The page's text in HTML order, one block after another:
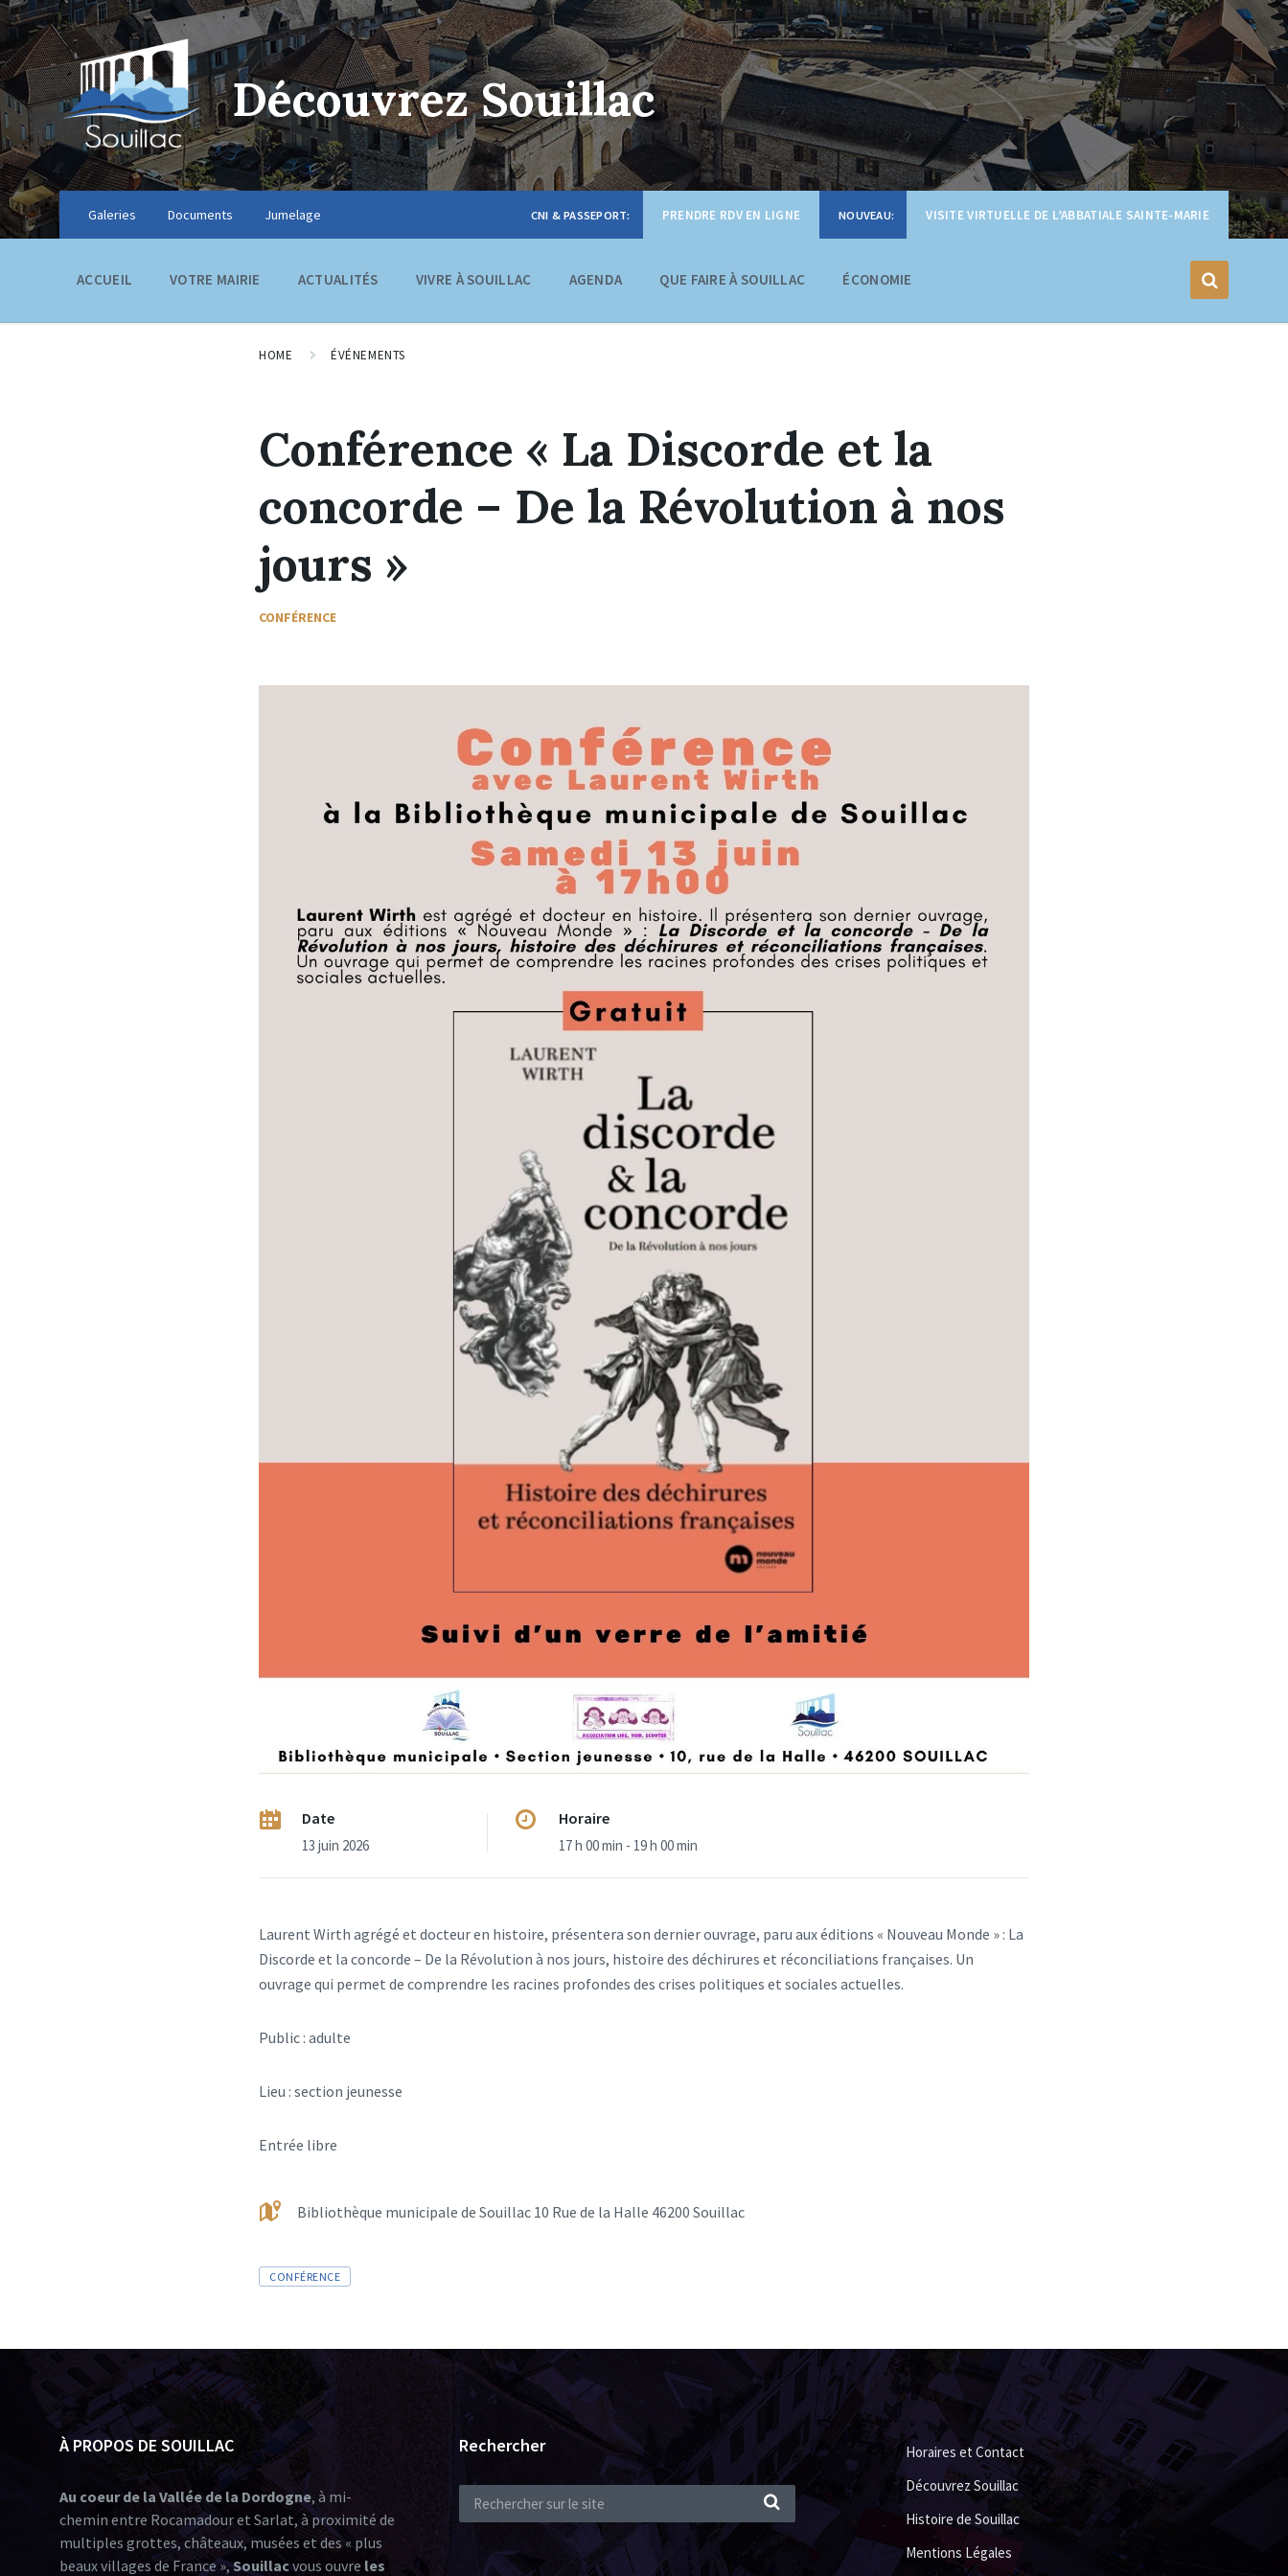
Découvrez Souillac
Galeries Documents Jumelage VISITE VIRTUELLE DE L’ABBATIALE SAINTE-MARIE
PRENDRE RDV EN LIGNE
ACCUEIL VOTRE MAIRIE ACTUALITÉS VIVRE À SOUILLAC AGENDA QUE FAIRE À SOUILLAC ÉCONOMIE
HOME ÉVÉNEMENTS
Conférence « La Discorde et la
concorde – De la Révolution à nos
jours »
CONFÉRENCE
Date
13 juin 2026
Horaire
17 h 00 min - 19 h 00 min
Laurent Wirth agrégé et docteur en histoire, présentera son dernier ouvrage, paru aux éditions « Nouveau Monde » : La
Discorde et la concorde – De la Révolution à nos jours, histoire des déchirures et réconciliations françaises. Un
ouvrage qui permet de comprendre les racines profondes des crises politiques et sociales actuelles.
Public : adulte
Lieu : section jeunesse
Entrée libre
Bibliothèque municipale de Souillac 10 Rue de la Halle 46200 Souillac
CONFÉRENCE
À PROPOS DE SOUILLAC
Au coeur de la Vallée de la Dordogne, à mi-
chemin entre Rocamadour et Sarlat, à proximité de
multiples grottes, châteaux, musées et des « plus
beaux villages de France »,Souillacvous ouvre les
Rechercher
Horaires et Contact
Découvrez Souillac
Histoire de Souillac
Mentions Légales